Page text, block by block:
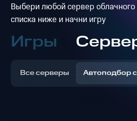
Выбери любой сервер облачного
списка ниже и начни игру
Игры
Все серверы Автоподбор